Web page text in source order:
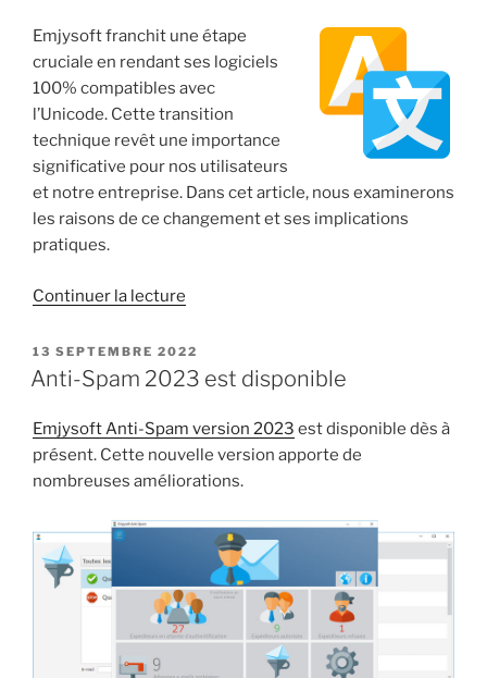
Emjysoft franchit une étape
cruciale en rendant ses logiciels
100% compatibles avec
l’Unicode. Cette transition
technique revêt une importance
significative pour nos utilisateurs
et notre entreprise. Dans cet article, nous examinerons
les raisons de ce changement et ses implications
pratiques.
Continuer la lecture
passe
à
:
Une
avancée
majeure »
PUBLIÉ
LE
13 SEPTEMBRE 2022
Anti-Spam 2023 est disponible
Emjysoft Anti-Spam version 2023 est disponible dès à
présent. Cette nouvelle version apporte de
nombreuses améliorations.